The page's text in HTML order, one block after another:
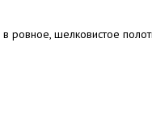
ровное, шелковистое